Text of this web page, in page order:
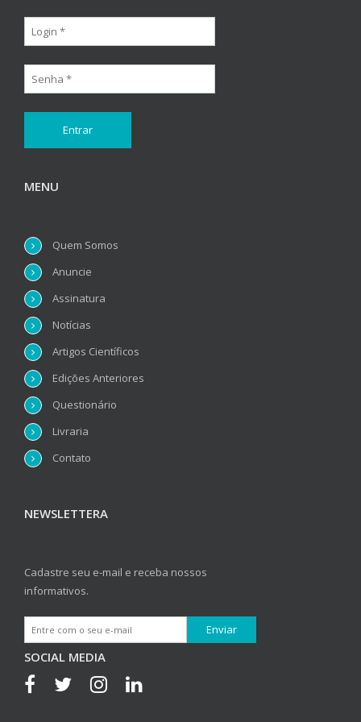
MENU
Quem Somos
Anuncie
Assinatura
Notícias
Artigos Científicos
Edições Anteriores
Questionário
Livraria
Contato
NEWSLETTERA
Cadastre seu e-mail e receba nossos
informativos.
SOCIAL MEDIA